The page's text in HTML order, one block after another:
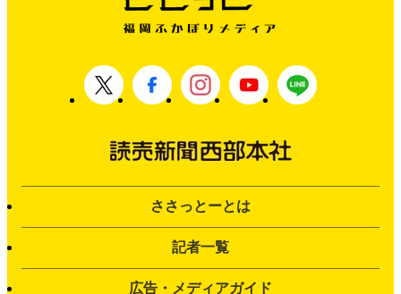
ささっとーとは
記者一覧
広告・メディアガイド